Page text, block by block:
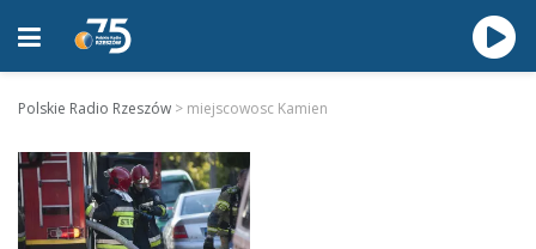
Polskie Radio Rzeszów > miejscowosc Kamien